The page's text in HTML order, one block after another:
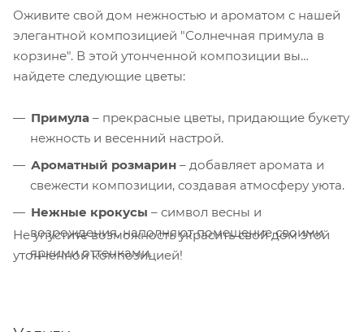
Оживите свой дом нежностью и ароматом с нашей
элегантной композицией "Солнечная примула в
корзине". В этой утонченной композиции вы
найдете следующие цветы:
Примула – прекрасные цветы, придающие букету
нежность и весенний настрой.
Ароматный розмарин – добавляет аромата и
свежести композиции, создавая атмосферу уюта.
Нежные крокусы – символ весны и
возрождения, наполняют помещение своими
яркими оттенками.
Не упустите возможность украсить свой дом этой
утонченной композицией!